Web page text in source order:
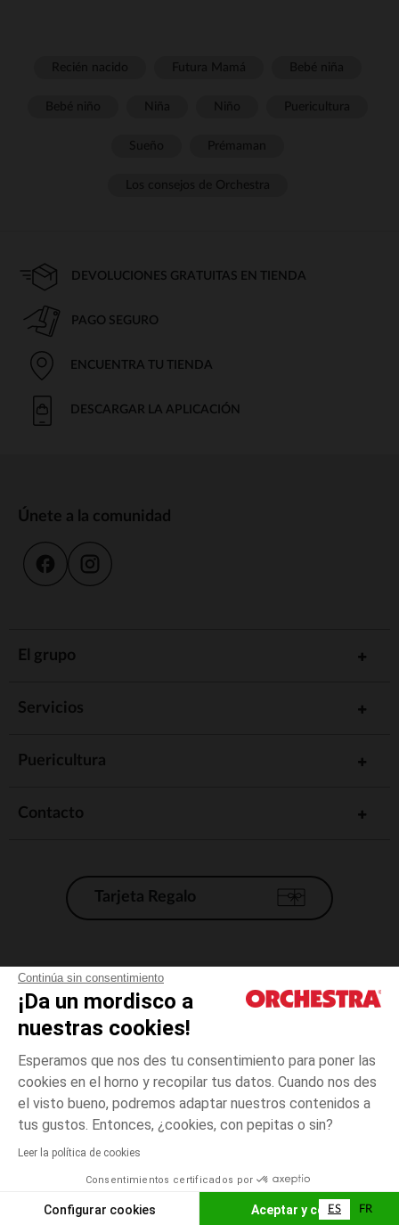
Continúa sin consentimiento
¡Da un mordisco a
nuestras cookies!
Esperamos que nos des tu consentimiento para poner las
cookies en el horno y recopilar tus datos. Cuando nos des
el visto bueno, podremos adaptar nuestros contenidos a
tus gustos. Entonces, ¿cookies, con pepitas o sin?
Leer la política de cookies
Consentimientos certificados por
Configurar cookies Aceptar y cerrar
talla
unica
El pago medidante
ELIGE UNA TALLA
DEVOLUCIONES GRATUITAS EN TIENDA
PAGO SEGURO
ENCUENTRA TU TIENDA
DESCARGAR LA APLICACIÓN
Únete a la comunidad
El grupo
Servicios
Puericultura
Contacto
Tarjeta Regalo
Condiciones generales de venta
Aviso Legal
*Condiciones de las ofertas actuales
Gestión de las cookies
Accesibilidad: no conforme
Orchestra adhiere al código de ética de la Federación Francesa de comercio
electrónico y venta a distancia (FEVAD) y al sistema de mediación de
ES FR